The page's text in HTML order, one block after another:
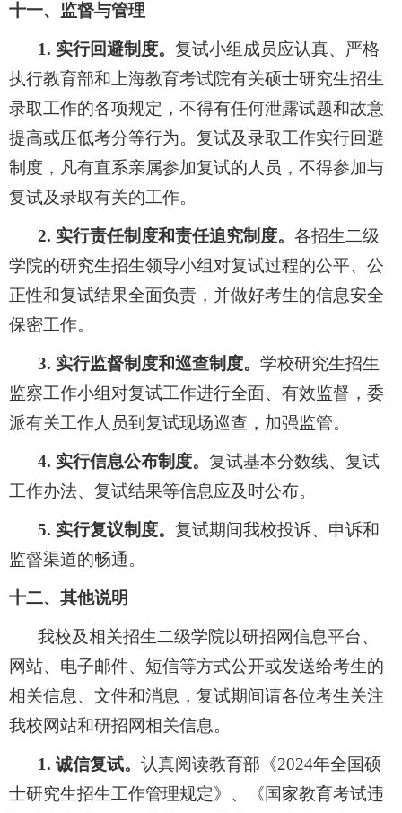
十一、监督与管理
1. 实行回避制度。 复试小组成员应认真、严格
执行教育部和上海教育考试院有关硕士研究生招生
录取工作的各项规定，不得有任何泄露试题和故意
提高或压低考分等行为。复试及录取工作实行回避
制度，凡有直系亲属参加复试的人员，不得参加与
复试及录取有关的工作。
2. 实行责任制度和责任追究制度。 各招生二级
学院的研究生招生领导小组对复试过程的公平、公
正性和复试结果全面负责，并做好考生的信息安全
保密工作。
3. 实行监督制度和巡查制度。 学校研究生招生
监察工作小组对复试工作进行全面、有效监督，委
派有关工作人员到复试现场巡查，加强监管。
4. 实行信息公布制度。 复试基本分数线、复试
工作办法、复试结果等信息应及时公布。
5. 实行复议制度。 复试期间我校投诉、申诉和
监督渠道的畅通。
十二、其他说明
我校及相关招生二级学院以研招网信息平台、
网站、电子邮件、短信等方式公开或发送给考生的
相关信息、文件和消息， 复试期间请各位考生关注
我校网站和研招网相关信息。
1. 诚信复试。 认真阅读教育部《2024年全国硕
士研究生招生工作管理规定》、《国家教育考试违